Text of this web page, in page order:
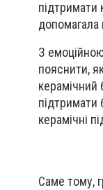
підтримати
допомагала
З
пояснити,
керамічний
підтримати
керамічні
Саме тому,